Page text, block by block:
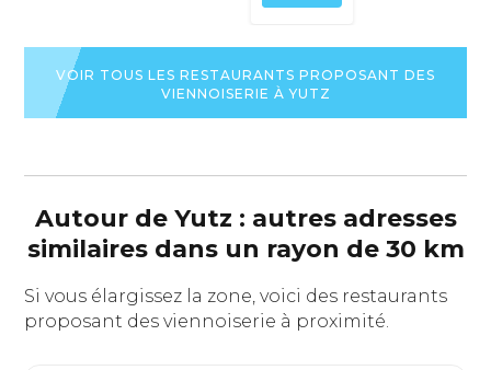
VOIR TOUS LES RESTAURANTS PROPOSANT DES
VIENNOISERIE À YUTZ
Autour de Yutz : autres adresses
similaires dans un rayon de 30 km
Si vous élargissez la zone, voici des restaurants
proposant des viennoiserie à proximité.